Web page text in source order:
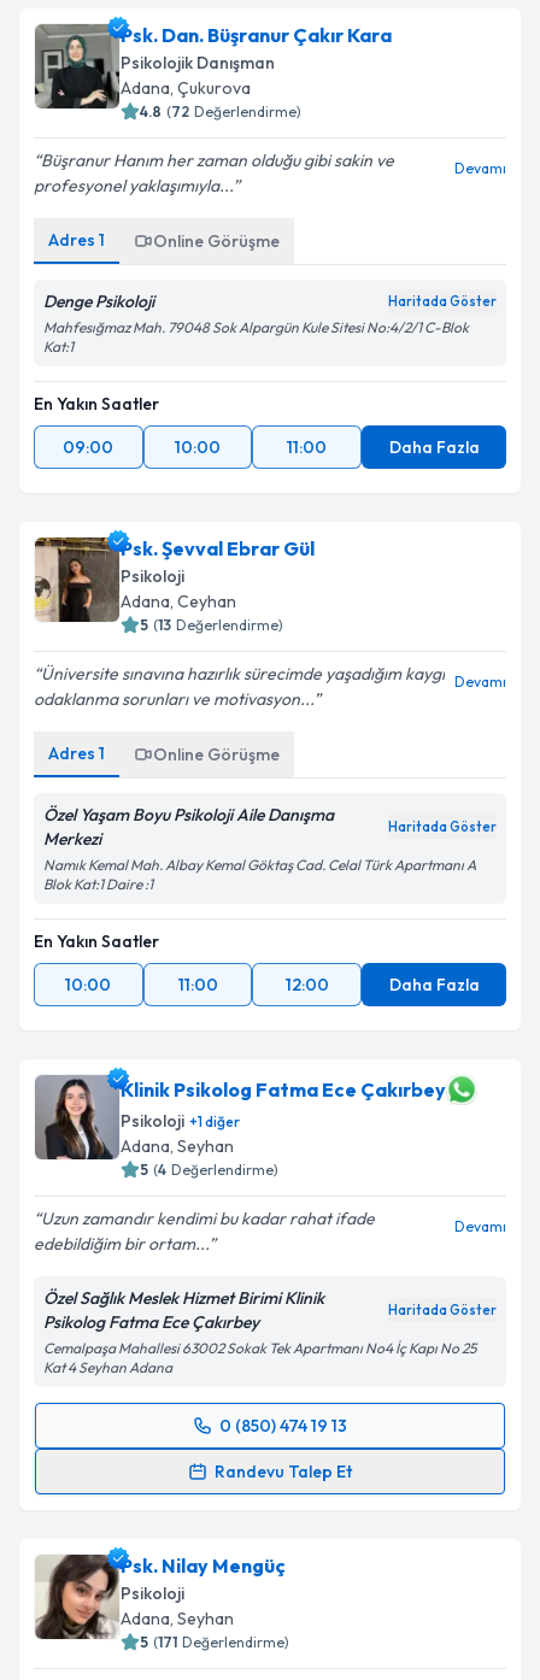
Psk. Dan. Büşranur Çakır Kara
Psikolojik Danışman
Adana, Çukurova
4.8 (72 Değerlendirme)
Büşranur Hanım her zaman olduğu gibi sakin ve
profesyonel yaklaşımıyla...
Devamı
Adres 1 Online Görüşme
Denge Psikoloji Haritada Göster
Mahfesığmaz Mah. 79048 Sok Alpargün Kule Sitesi No:4/2/1 C-Blok
Kat:1
En Yakın Saatler
09:00
10:00 11:00 Daha Fazla
Psk. Şevval Ebrar Gül
Psikoloji
Adana, Ceyhan
5 (13 Değerlendirme)
Üniversite sınavına hazırlık sürecimde yaşadığım kaygı
odaklanma sorunları ve motivasyon...
Devamı
Adres 1 Online Görüşme
Özel Yaşam Boyu Psikoloji Aile Danışma
Merkezi
Haritada Göster
Namık Kemal Mah. Albay Kemal Göktaş Cad. Celal Türk Apartmanı A
Blok Kat:1 Daire :1
En Yakın Saatler
10:00
11:00 12:00 Daha Fazla
Klinik Psikolog Fatma Ece Çakırbey
Psikoloji +1diğer
Adana, Seyhan
5 (4 Değerlendirme)
Uzun zamandır kendimi bu kadar rahat ifade
edebildiğim bir ortam...
Devamı
Özel Sağlık Meslek Hizmet Birimi Klinik
Psikolog Fatma Ece Çakırbey
Haritada Göster
Cemalpaşa Mahallesi 63002 Sokak Tek Apartmanı No4 İç Kapı No 25
Kat 4 Seyhan Adana
0 (850) 474 19 13
Randevu Talep Et
Randevu Takvimi Talebi
almanız için bir takvim hazırlandığında e-posta ile
bilgilendireceğiz.
E-posta Adresiniz
Psk. Nilay Mengüç
Psikoloji
Adana, Seyhan
5 (171 Değerlendirme)